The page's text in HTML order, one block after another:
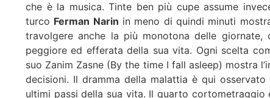
che è la musica. Tinte ben più cupe assume
turco Ferman Narin in meno di quindi minuti
travolgere anche la più monotona delle
peggiore ed efferata della sua vita. Ogni scelta
suo Zanim Zasne (By the time I fall asleep) mostra
decisioni. Il dramma della malattia è qui
ultimi passi della sua vita. Il quarto